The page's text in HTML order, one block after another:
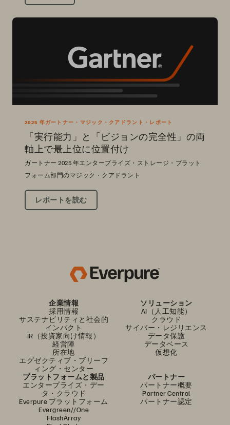
2025 年ガートナー・マジック・クアドラント・レポート
「実行能力」と「ビジョンの完全性」の両
軸上で最上位に位置付け
ガートナー 2025 年エンタープライズ・ストレージ・プラット
フォーム部門のマジック・クアドラント
レポートを読む
企業情報
採用情報
サステナビリティと社会的
インパクト
IR（投資家向け情報）
経営陣
所在地
エグゼクティブ・ブリーフ
ィング・センター
ソリューション
AI（人工知能）
クラウド
サイバー・レジリエンス
データ保護
データベース
仮想化
プラットフォームと製品
エンタープライズ・デー
タ・クラウド
Everpure プラットフォーム
Evergreen//One
FlashArray
パートナー
パートナー概要
Partner Central
パートナー認定